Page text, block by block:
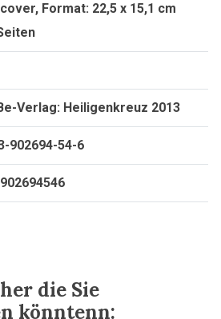
Format: 22,5 x 15,1 cm
Verlag: Heiligenkreuz 2013
902694-54-6
die Sie
könntenn: